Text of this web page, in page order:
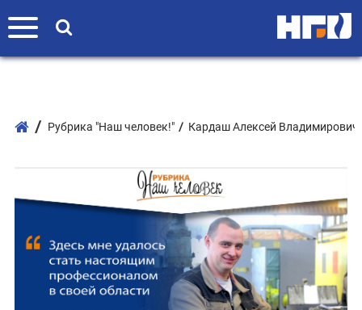
Рубрика "Наш человек!" Кардаш Алексей Владимирович